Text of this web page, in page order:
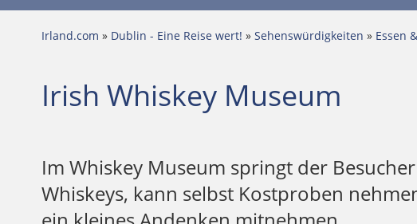
Irland.com » Dublin - Eine Reise wert! » Sehenswürdigkeiten » Essen
Irish Whiskey Museum
Im Whiskey Museum springt der
Whiskeys, kann selbst Kostproben